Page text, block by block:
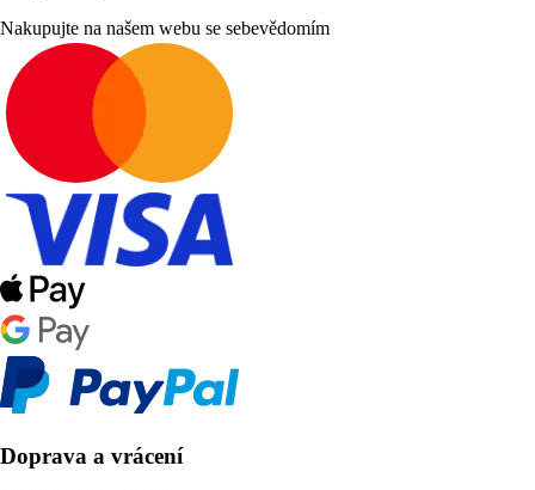
Nakupujte na našem webu se sebevědomím
Doprava a vrácení